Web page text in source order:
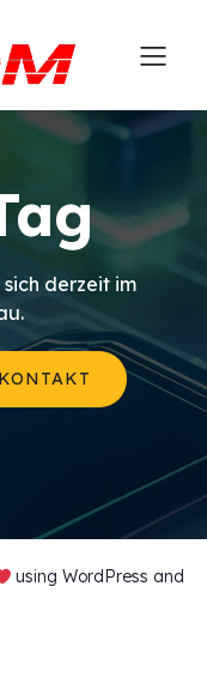
derzeit im
KONTAKT
using WordPress and